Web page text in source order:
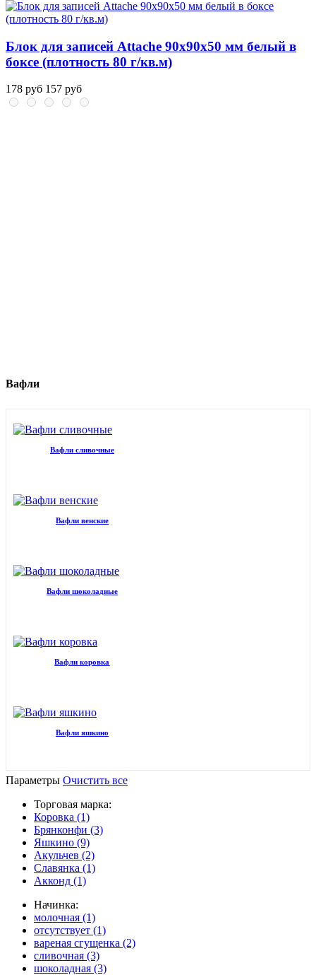
Блок для записей Attache 90x90x50 мм белый в
боксе (плотность 80 г/кв.м)
178 руб 157 руб
Вафли
Вафли сливочные
Вафли венские
Вафли шоколадные
Вафли коровка
Вафли яшкино
Параметры Очистить все
Торговая марка:
Коровка (1)
Брянконфи (3)
Яшкино (9)
Акульчев (2)
Славянка (1)
Акконд (1)
Начинка:
молочная (1)
отсутствует (1)
вареная сгущенка (2)
сливочная (3)
шоколадная (3)